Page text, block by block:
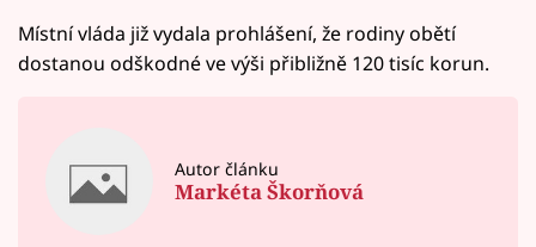
Místní vláda již vydala prohlášení, že rodiny obětí
dostanou odškodné ve výši přibližně 120 tisíc korun.
Autor článku
Markéta Škorňová